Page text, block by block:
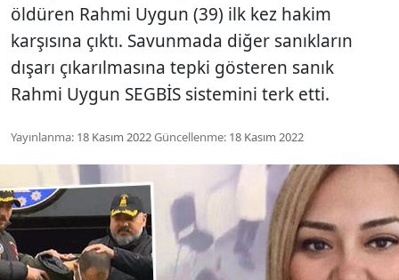
öldüren Rahmi Uygun (39) ilk kez hakim
karşısına çıktı. Savunmada diğer sanıkların
dışarı çıkarılmasına tepki gösteren sanık
Rahmi Uygun SEGBİS sistemini terk etti.
Yayınlanma: 18 Kasım 2022Güncellenme: 18 Kasım 2022